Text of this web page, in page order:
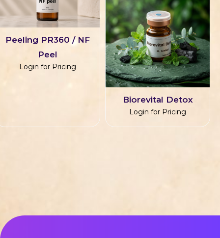
Peeling PR360 / NF
Peel
Login for Pricing
Biorevital Detox
Login for Pricing